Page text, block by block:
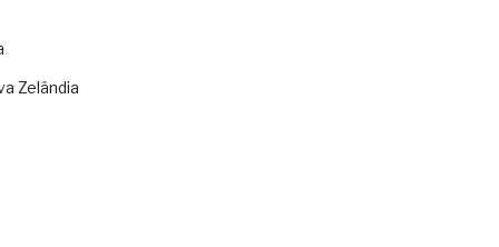
Zelândia